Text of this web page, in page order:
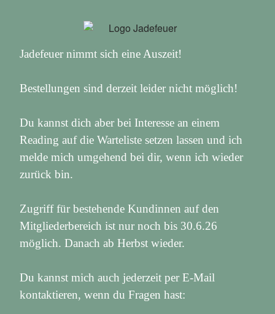
Jadefeuer nimmt sich eine Auszeit!
Bestellungen sind derzeit leider nicht möglich!
Du kannst dich aber bei Interesse an einem
Reading auf die Warteliste setzen lassen und ich
melde mich umgehend bei dir, wenn ich wieder
zurück bin.
Zugriff für bestehende Kundinnen auf den
Mitgliederbereich ist nur noch bis 30.6.26
möglich. Danach ab Herbst wieder.
Du kannst mich auch jederzeit per E-Mail
kontaktieren, wenn du Fragen hast: